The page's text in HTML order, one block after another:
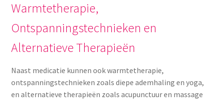
Warmtetherapie,
Ontspanningstechnieken en
Alternatieve Therapieën
Naast medicatie kunnen ook warmtetherapie,
ontspanningstechnieken zoals diepe ademhaling en yoga,
en alternatieve therapieën zoals acupunctuur en massage